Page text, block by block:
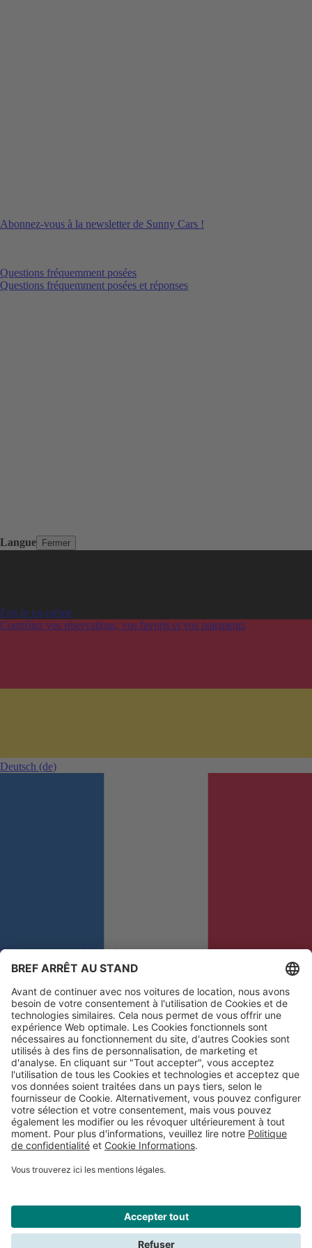
Langue Fermer
Deutsch (de)
Français (fr)
Questions fréquemment posées
Questions fréquemment posées et réponses
Fais le toi-même
Contrôlez vos réservations, vos favoris et vos paiements
Commentaires et réclamations
Afin que nous puissions améliorer votre expérience
Abonnez-vous à la newsletter de Sunny Cars !